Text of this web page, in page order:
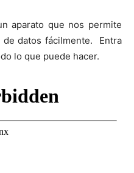
aparato que nos permite
de datos fácilmente. Entra
lo que puede hacer.